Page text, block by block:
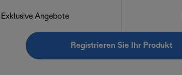
Exklusive Angebote
Registrieren Sie Ihr Produkt